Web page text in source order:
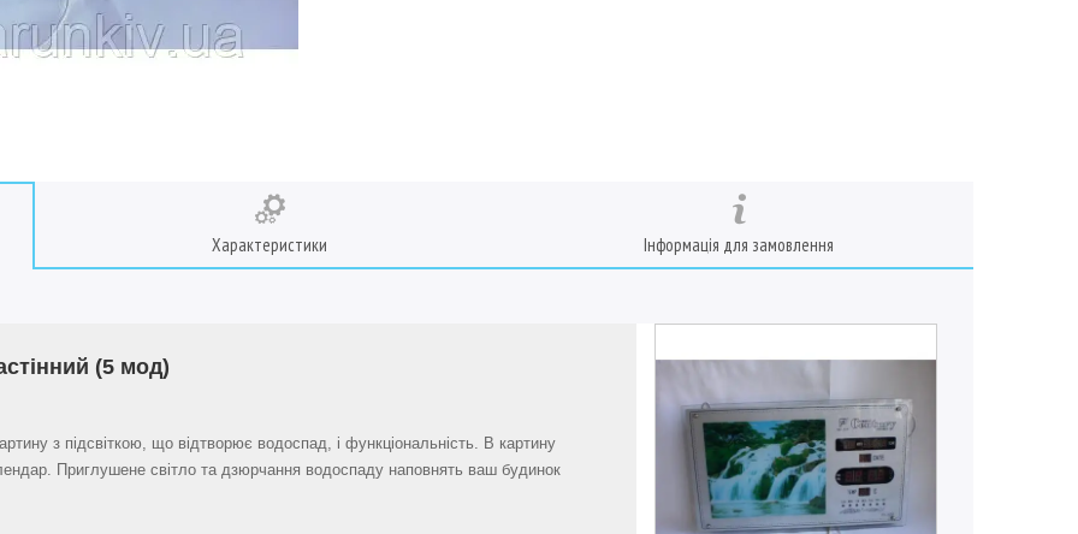
Характеристики Інформація для замовлення
(5 мод)
з підсвіткою, що відтворює водоспад, і функціональність. В картину
Приглушене світло та дзюрчання водоспаду наповнять ваш будинок